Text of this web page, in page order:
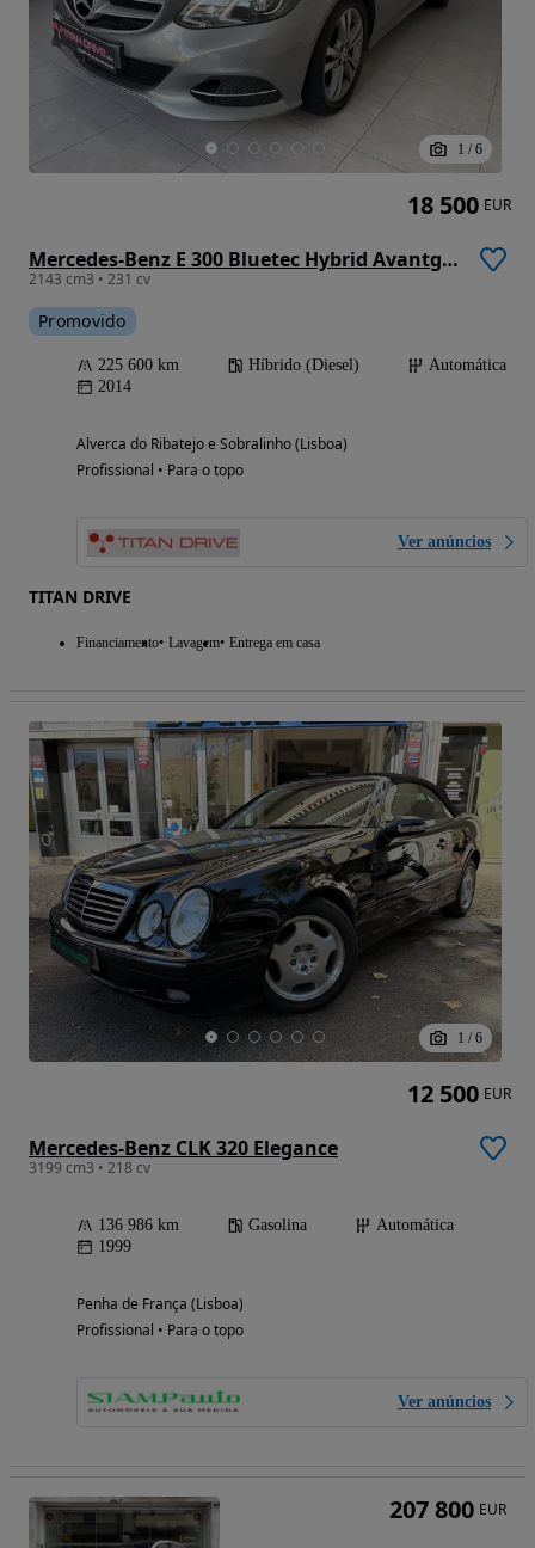
1 / 6
Mercedes-Benz E 300 Bluetec Hybrid Avantgarde
2143 cm3 • 231 cv
Promovido
225 600 km Híbrido (Diesel)
Automática
2014
Alverca do Ribatejo e Sobralinho (Lisboa)
Profissional • Para o topo
Ver anúncios
TITAN DRIVE
Financiamento Lavagem Entrega em casa
18 500 EUR
1 / 6
Mercedes-Benz CLK 320 Elegance
3199 cm3 • 218 cv
136 986 km Gasolina
Automática
1999
Penha de França (Lisboa)
Profissional • Para o topo
Ver anúncios
12 500 EUR
207 800 EUR